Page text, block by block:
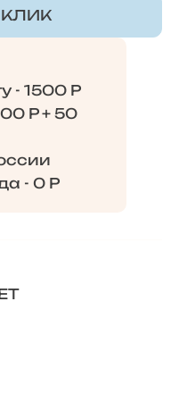
КЛИК
- 1500 Р
Р + 50
- 0 Р